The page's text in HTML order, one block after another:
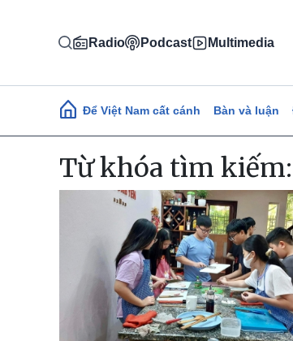
Radio Podcast Multimedia
Main navigation
Để Việt Nam cất cánh Bàn và luận
Từ khóa tìm kiếm: